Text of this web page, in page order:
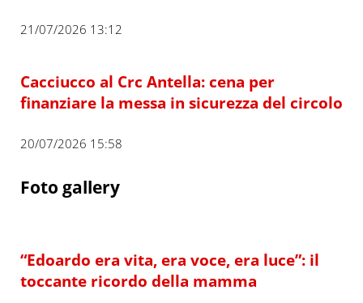
21/07/2026 13:12
Cacciucco al Crc Antella: cena per
finanziare la messa in sicurezza del circolo
20/07/2026 15:58
Foto gallery
“Edoardo era vita, era voce, era luce”: il
toccante ricordo della mamma